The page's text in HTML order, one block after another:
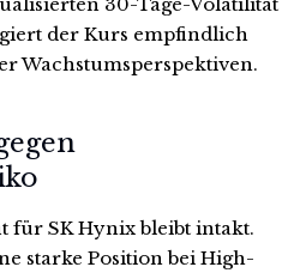
30-Tage-Volatilität
der Kurs empfindlich
Wachstumsperspektiven.
für SK Hynix bleibt intakt.
starke Position bei High-